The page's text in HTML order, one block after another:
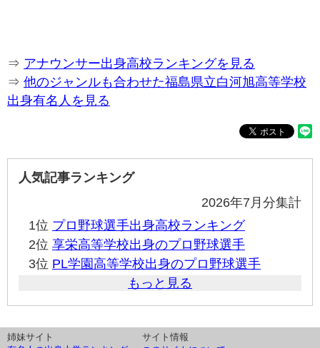
⇒ アナウンサー出身高校ランキングを見る
⇒ 他のジャンルも合わせた福島県立白河旭高等学校
出身有名人を見る
人気記事ランキング
2026年7月分集計
1位 プロ野球選手出身高校ランキング
2位 享栄高等学校出身のプロ野球選手
3位 PL学園高等学校出身のプロ野球選手
もっと見る
姉妹サイト
サイト情報